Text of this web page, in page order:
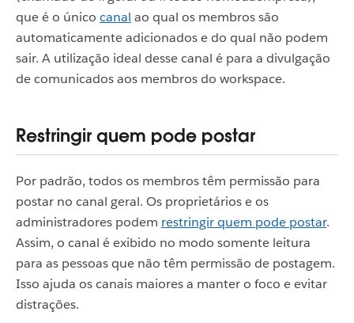
que é o único canal ao qual os membros são
automaticamente adicionados e do qual não podem
sair. A utilização ideal desse canal é para a divulgação
de comunicados aos membros do workspace.
Restringir quem pode postar
Por padrão, todos os membros têm permissão para
postar no canal geral. Os proprietários e os
administradores podem restringir quem pode postar.
Assim, o canal é exibido no modo somente leitura
para as pessoas que não têm permissão de postagem.
Isso ajuda os canais maiores a manter o foco e evitar
distrações.